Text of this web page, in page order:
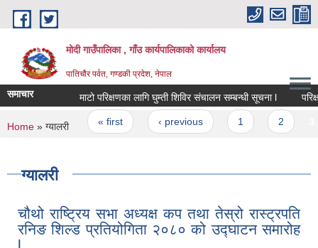
Skip to main content
मोदी गाउँपालिका , गाँउ कार्यपालिकाको कार्यालय
पातिचौर पर्वत, गण्डकी प्रदेश, नेपाल
समाचार माटो परिक्षणका लागि घुम्ती शिविर संचालन सम्बन्धी सूचना l परिक्षा
Pages
« first ‹ previous
You are here
Home » ग्यालरी
ग्यालरी
चौथो राष्ट्रिय सभा अध्यक्ष कप तथा तेस्रो रास्ट्रपति
रनिङ शिल्ड प्रतियोगिता २०८० को उद्घाटन समारोह